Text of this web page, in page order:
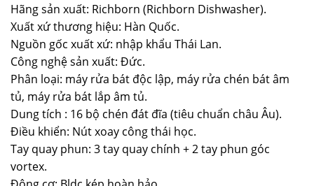
Hãng sản xuất: Richborn (Richborn Dishwasher).
Xuất xứ thương hiệu: Hàn Quốc.
Nguồn gốc xuất xứ: nhập khẩu Thái Lan.
Công nghệ sản xuất: Đức.
Phân loại: máy rửa bát độc lập, máy rửa chén bát âm
tủ, máy rửa bát lắp âm tủ.
Dung tích : 16 bộ chén đát đĩa (tiêu chuẩn châu Âu).
Điều khiển: Nút xoay công thái học.
Tay quay phun: 3 tay quay chính + 2 tay phun góc
vortex.